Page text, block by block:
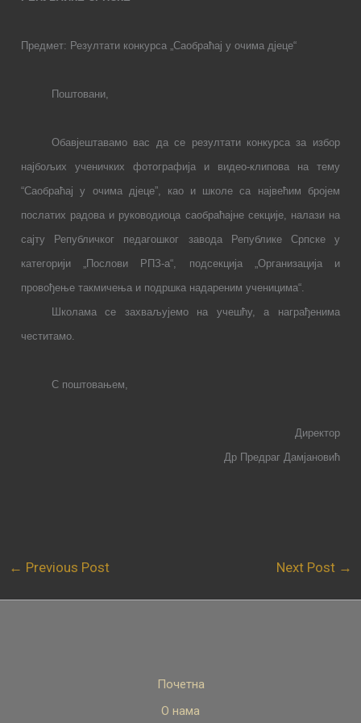
Предмет: Резултати конкурса „Саобраћај у очима дјеце“
Поштовани,
Обавјештавамо вас да се резултати конкурса за избор
најбољих ученичких фотографија и видео-клипова на тему
“Саобраћај у очима дјеце”, као и школе са највећим бројем
послатих радова и руководиоца саобраћајне секције, налази на
сајту Републичког педагошког завода Републике Српске у
категорији „Послови РПЗ-а“, подсекција „Организација и
провођење такмичења и подршка надареним ученицима“.
Школама се захваљујемо на учешћу, а награђенима
честитамо.
С поштовањем,
Директор
Др Предраг Дамјановић
← Previous Post Next Post →
Почетна
О нама